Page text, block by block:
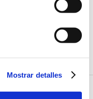
Mostrar detalles